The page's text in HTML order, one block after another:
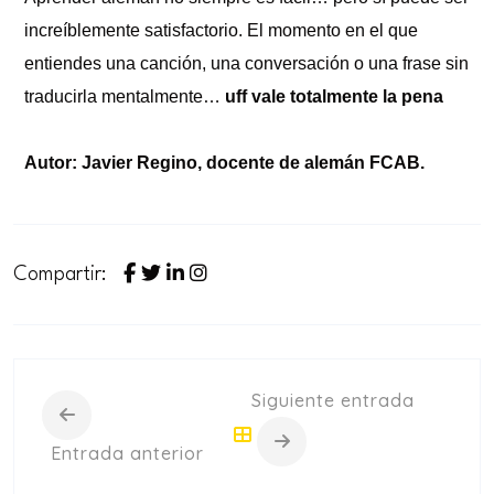
increíblemente satisfactorio. El momento en el que
entiendes una canción, una conversación o una frase sin
traducirla mentalmente… uff vale totalmente la pena
Autor: Javier Regino, docente de alemán FCAB.
Compartir:
Entrada anterior
Siguiente entrada